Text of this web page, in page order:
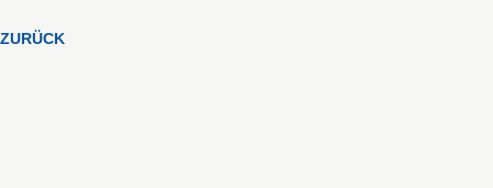
ZURÜCK